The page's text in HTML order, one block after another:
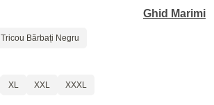
Ghid Marimi
Tricou Bărbați Negru
XL XXL XXXL